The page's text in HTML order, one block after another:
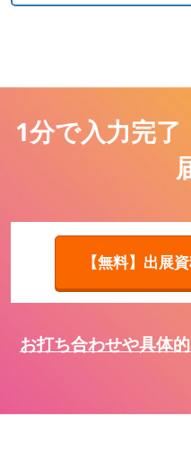
1分で入力完
【無料】出
お打ち合わせや具体